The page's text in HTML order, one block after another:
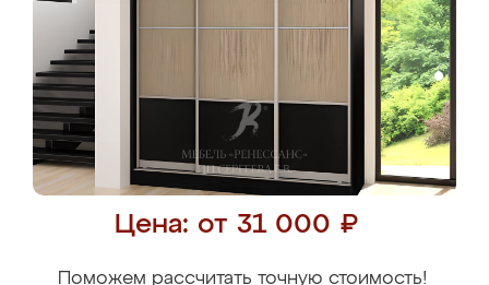
Цена: от 31 000 ₽
Поможем рассчитать точную стоимость!